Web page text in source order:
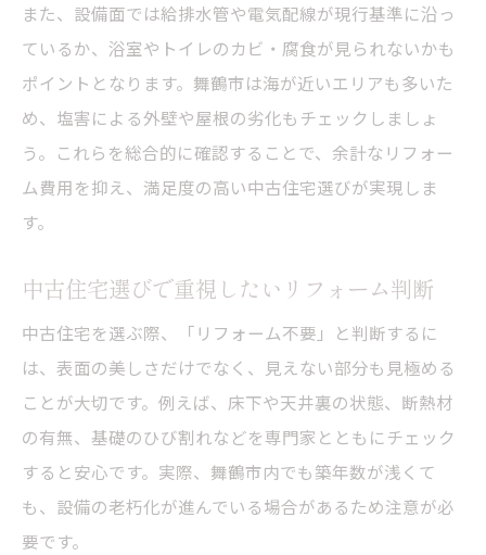
また、設備面では給排水管や電気配線が現行基準に沿っ
ているか、浴室やトイレのカビ・腐食が見られないかも
ポイントとなります。舞鶴市は海が近いエリアも多いた
め、塩害による外壁や屋根の劣化もチェックしましょ
う。これらを総合的に確認することで、余計なリフォー
ム費用を抑え、満足度の高い中古住宅選びが実現しま
す。
中古住宅選びで重視したいリフォーム判断
中古住宅を選ぶ際、「リフォーム不要」と判断するに
は、表面の美しさだけでなく、見えない部分も見極める
ことが大切です。例えば、床下や天井裏の状態、断熱材
の有無、基礎のひび割れなどを専門家とともにチェック
すると安心です。実際、舞鶴市内でも築年数が浅くて
も、設備の老朽化が進んでいる場合があるため注意が必
要です。